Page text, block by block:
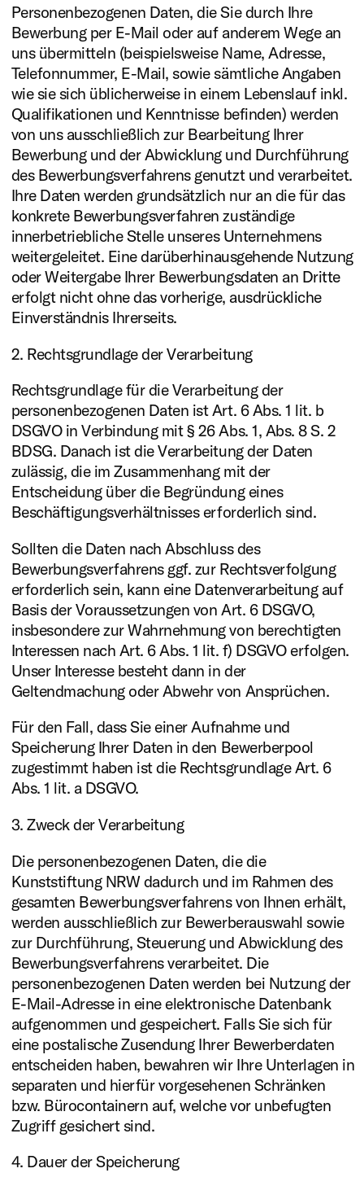
Personenbezogenen Daten, die Sie durch Ihre
Bewerbung per E-Mail oder auf anderem Wege an
uns übermitteln (beispielsweise Name, Adresse,
Telefonnummer, E-Mail, sowie sämtliche Angaben
wie sie sich üblicherweise in einem Lebenslauf inkl.
Qualifikationen und Kenntnisse befinden) werden
von uns ausschließlich zur Bearbeitung Ihrer
Bewerbung und der Abwicklung und Durchführung
des Bewerbungsverfahrens genutzt und verarbeitet.
Ihre Daten werden grundsätzlich nur an die für das
konkrete Bewerbungsverfahren zuständige
innerbetriebliche Stelle unseres Unternehmens
weitergeleitet. Eine darüberhinausgehende Nutzung
oder Weitergabe Ihrer Bewerbungsdaten an Dritte
erfolgt nicht ohne das vorherige, ausdrückliche
Einverständnis Ihrerseits.
2. Rechtsgrundlage der Verarbeitung
Rechtsgrundlage für die Verarbeitung der
personenbezogenen Daten ist Art. 6 Abs. 1 lit. b
DSGVO in Verbindung mit § 26 Abs. 1, Abs. 8 S. 2
BDSG. Danach ist die Verarbeitung der Daten
zulässig, die im Zusammenhang mit der
Entscheidung über die Begründung eines
Beschäftigungsverhältnisses erforderlich sind.
Sollten die Daten nach Abschluss des
Bewerbungsverfahrens ggf. zur Rechtsverfolgung
erforderlich sein, kann eine Datenverarbeitung auf
Basis der Voraussetzungen von Art. 6 DSGVO,
insbesondere zur Wahrnehmung von berechtigten
Interessen nach Art. 6 Abs. 1 lit. f) DSGVO erfolgen.
Unser Interesse besteht dann in der
Geltendmachung oder Abwehr von Ansprüchen.
Für den Fall, dass Sie einer Aufnahme und
Speicherung Ihrer Daten in den Bewerberpool
zugestimmt haben ist die Rechtsgrundlage Art. 6
Abs. 1 lit. a DSGVO.
3. Zweck der Verarbeitung
Die personenbezogenen Daten, die die
Kunststiftung NRW dadurch und im Rahmen des
gesamten Bewerbungsverfahrens von Ihnen erhält,
werden ausschließlich zur Bewerberauswahl sowie
zur Durchführung, Steuerung und Abwicklung des
Bewerbungsverfahrens verarbeitet. Die
personenbezogenen Daten werden bei Nutzung der
E-Mail-Adresse in eine elektronische Datenbank
aufgenommen und gespeichert. Falls Sie sich für
eine postalische Zusendung Ihrer Bewerberdaten
entscheiden haben, bewahren wir Ihre Unterlagen in
separaten und hierfür vorgesehenen Schränken
bzw. Bürocontainern auf, welche vor unbefugten
Zugriff gesichert sind.
4. Dauer der Speicherung